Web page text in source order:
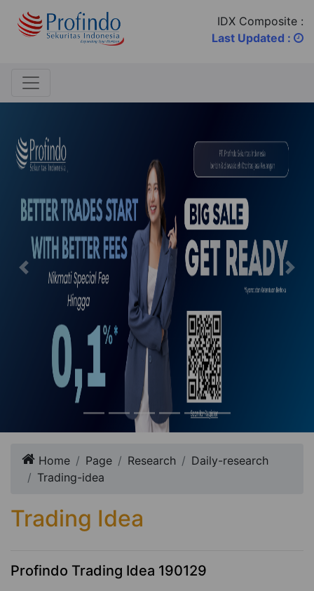
IDX Composite :
Last Updated :
Previous Next
Home Page Research
Daily-research
Trading-idea
Trading Idea
Profindo Trading Idea 190129